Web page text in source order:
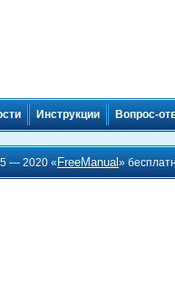
Инструкции Вопрос-
— 2020 « FreeManual»